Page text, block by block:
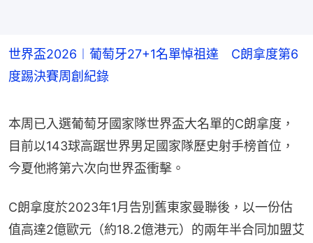
世界盃2026︱葡萄牙27+1名單悼祖達 C朗拿度第6
度踢決賽周創紀錄
本周已入選葡萄牙國家隊世界盃大名單的C朗拿度，
目前以143球高踞世界男足國家隊歷史射手榜首位，
今夏他將第六次向世界盃衝擊。
C朗拿度於2023年1月告別舊東家曼聯後，以一份估
值高達2億歐元（約18.2億港元）的兩年半合同加盟艾